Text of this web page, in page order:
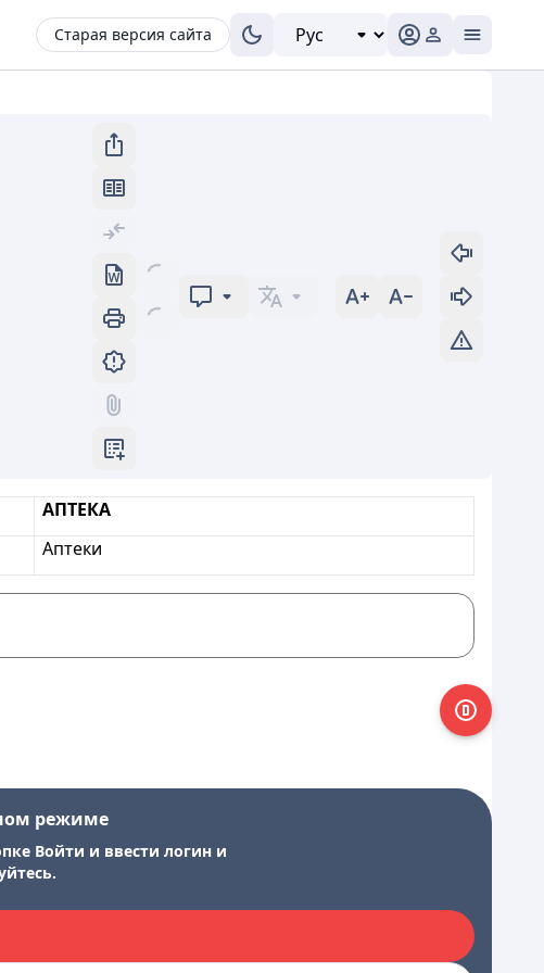
Старая версия сайта
АПТЕКА
Аптеки
режиме
Войти и ввести логин и